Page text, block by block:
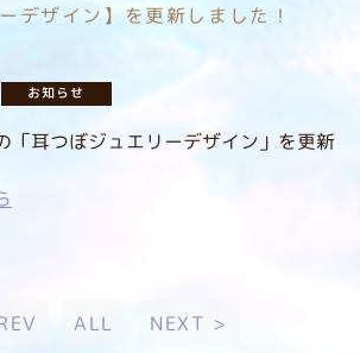
デザイン】を更新しました！
お知らせ
「耳つぼジュエリーデザイン」を更新
ALL NEXT >